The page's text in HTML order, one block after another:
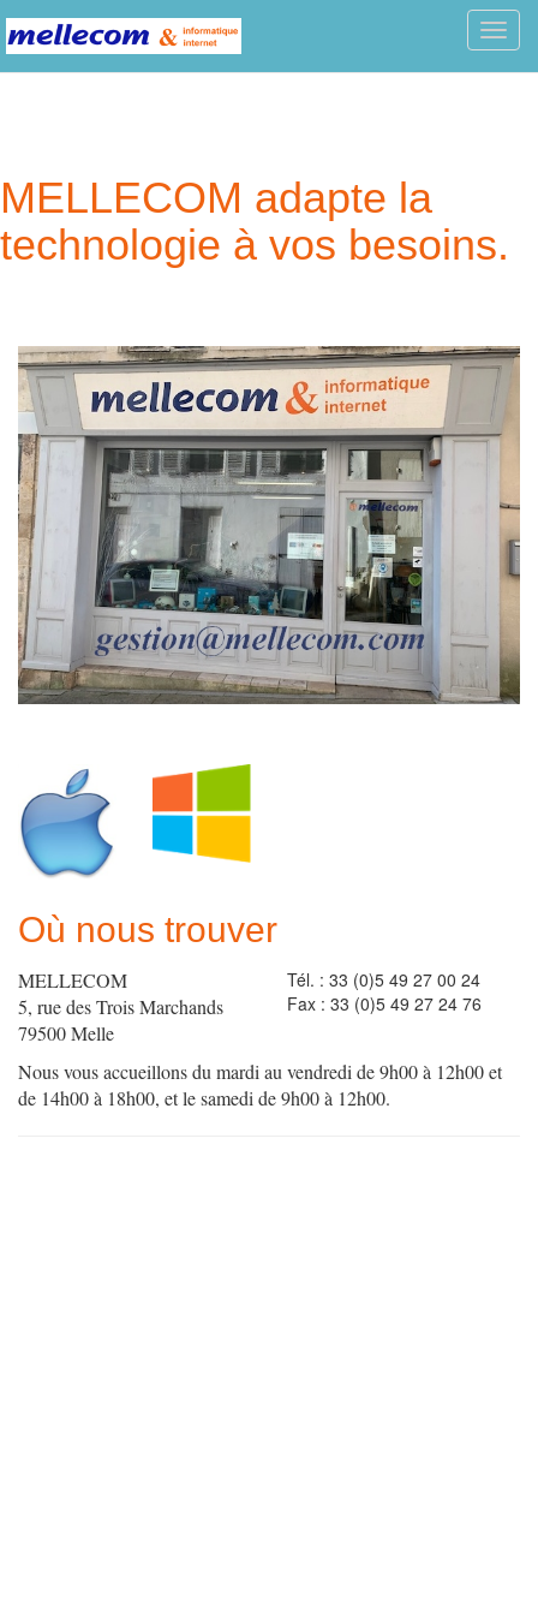
MELLECOM adapte la
technologie à vos besoins.
Où nous trouver
MELLECOM
5, rue des Trois Marchands
79500 Melle
Tél. : 33 (0)5 49 27 00 24
Fax : 33 (0)5 49 27 24 76
Nous vous accueillons du mardi au vendredi de 9h00 à 12h00 et
de 14h00 à 18h00, et le samedi de 9h00 à 12h00.